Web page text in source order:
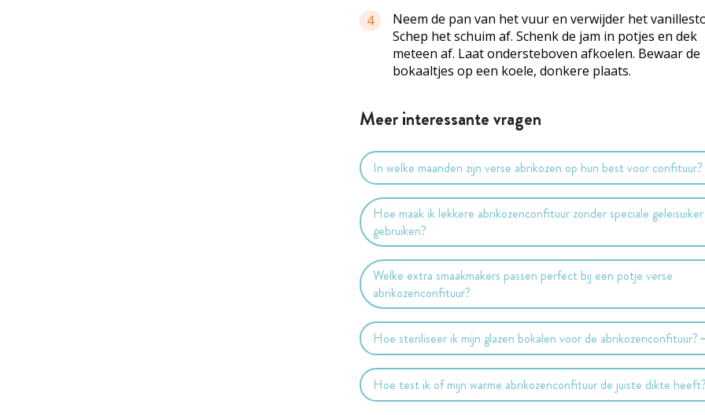
4
Neem de pan van het vuur en verwijder het
Schep het schuim af. Schenk de jam in potjes en dek
meteen af. Laat ondersteboven afkoelen. Bewaar de
bokaaltjes op een koele, donkere plaats.
Meer interessante vragen
In welke maanden zijn verse abrikozen op hun best voor confituur?
Hoe maak ik lekkere abrikozenconfituur zonder speciale
gebruiken?
Welke extra smaakmakers passen perfect bij een potje verse
abrikozenconfituur?
Hoe steriliseer ik mijn glazen bokalen voor de abrikozenconfituur?
Hoe test ik of mijn warme abrikozenconfituur de juiste dikte